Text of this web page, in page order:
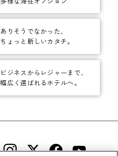
ありそうでなかった、
ちょっと新しいカタチ。
ビジネスからレジャーまで、
幅広く選ばれるホテルへ。